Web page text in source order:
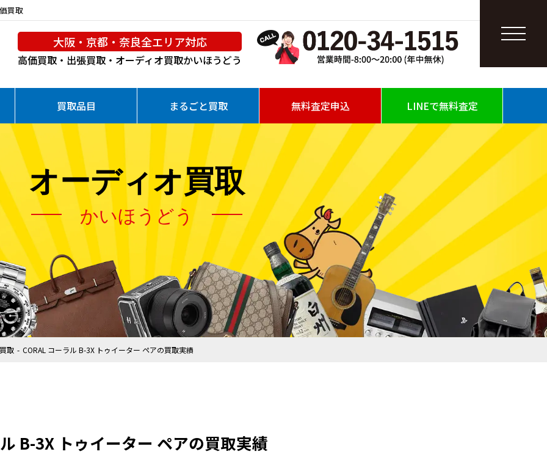
買取
大阪・京都・奈良全エリア対応
高価買取・出張買取・オーディオ買取かいほうどう
買取品目 まるごと買取 無料査定申込 LINEで無料査定
オーディオ買取
かいほうどう
取 CORAL コーラル B-3X トゥイーター ペアの買取実績
B-3X トゥイーター ペアの買取実績